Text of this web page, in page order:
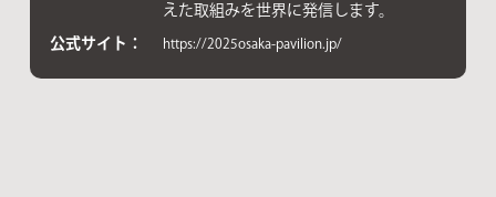
えた取組みを世界に発信します。
公式サイト： https://2025osaka-pavilion.jp/